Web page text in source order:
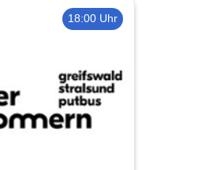
18:00 Uhr